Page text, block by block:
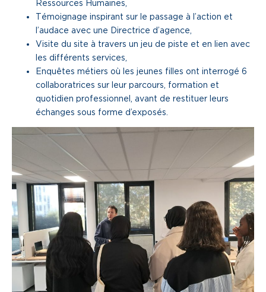
Ressources Humaines,
Témoignage inspirant sur le passage à l’action et
l’audace avec une Directrice d’agence,
Visite du site à travers un jeu de piste et en lien avec
les différents services,
Enquêtes métiers où les jeunes filles ont interrogé 6
collaboratrices sur leur parcours, formation et
quotidien professionnel, avant de restituer leurs
échanges sous forme d’exposés.